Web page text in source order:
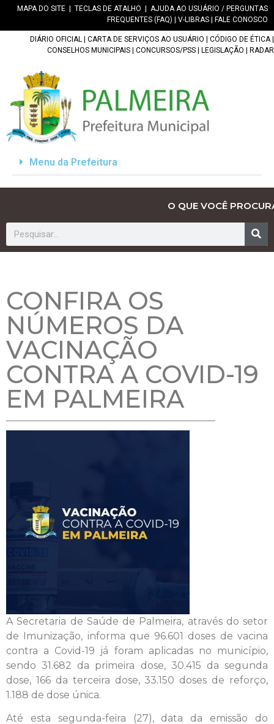
MAPA DO SITE TECLAS DE ATALHO
AJUDA AO USUÁRIO / PERGUNTAS
FREQUENTES (FAQ)
V-LIBRAS FALE CONOSCO
DIÁRIO OFICIAL CARTA DE SERVIÇOS AO USUÁRIO CÓDIGO DE ÉTICA|
CONSELHOS MUNICIPAIS
CONCURSOS/PSS LEGISLAÇÃO RADAR
Menu da Prefeitura
O QUE VOCÊ
CONFIRA OS
NÚMEROS DA
VACINAÇÃO
CONTRA A COVID-19
EM PALMEIRA
A Secretaria de Saúde de Palmeira, através do setor
de Imunização, informa que 96.601 doses de vacina
contra a Covid-19 já foram aplicadas no município,
sendo 31.682 da primeira dose, 30.415 da segunda
dose, 166 da terceira dose, 33.150 doses de reforço,
1.188 de dose única.
Até esta segunda-feira (27), data da emissão do